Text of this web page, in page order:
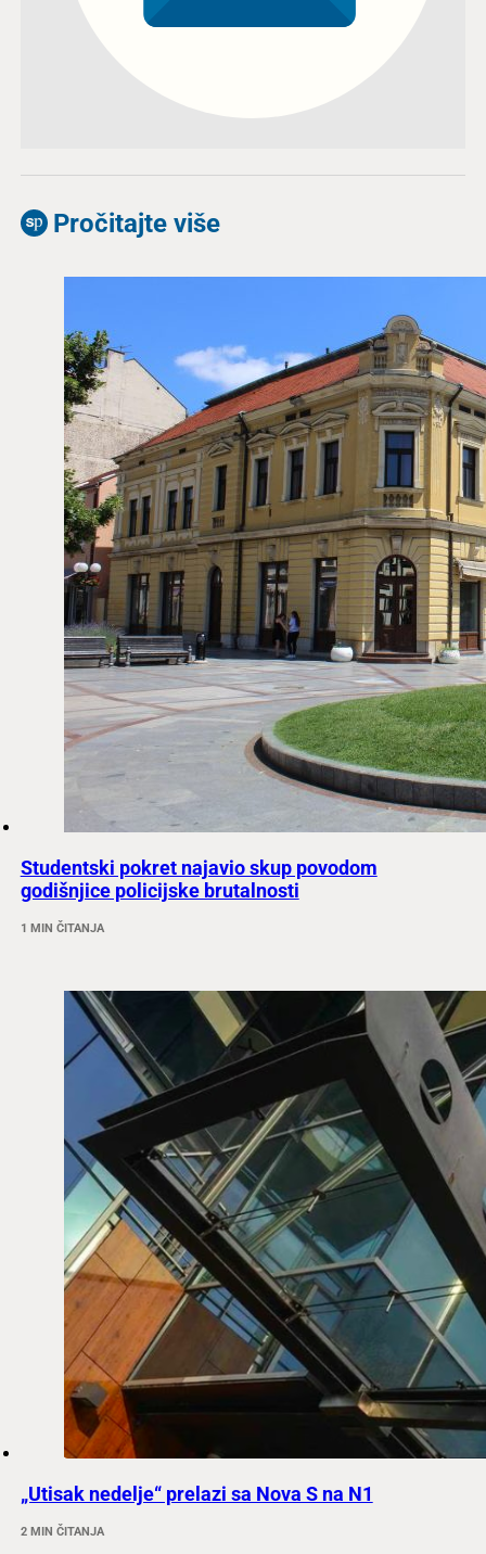
Pročitajte više
Studentski pokret najavio skup povodom
godišnjice policijske brutalnosti
1 MIN ČITANJA
„Utisak nedelje“ prelazi sa Nova S na N1
2 MIN ČITANJA